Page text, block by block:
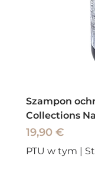
Szampon
Collections
Cena
19,90 €
PTU w tym